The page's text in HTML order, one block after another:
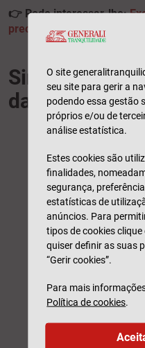
👉 Pode interessar-lhe:
precoce para bebés
Sintomas das
das crianças
Muco
Problemas
Aparecimento
Comichão na
Erupção
desaparece;
Manchas
Inchaço;
Irritabilidade
Problemas
O site
seu site para gerir a
podendo essa gestão
próprios e/ou de
análise estatística.
Estes cookies são
finalidades,
segurança,
estatísticas de
anúncios. Para
tipos de cookies clique
quiser definir as suas
“Gerir cookies”.
Para mais
Política de cookies.